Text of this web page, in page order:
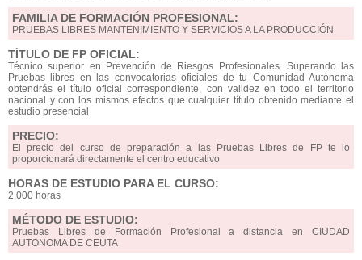
FAMILIA DE FORMACIÓN PROFESIONAL:
PRUEBAS LIBRES MANTENIMIENTO Y SERVICIOS A LA PRODUCCIÓN
TÍTULO DE FP OFICIAL:
Técnico superior en Prevención de Riesgos Profesionales. Superando las
Pruebas libres en las convocatorias oficiales de tu Comunidad Autónoma
obtendrás el título oficial correspondiente, con validez en todo el territorio
nacional y con los mismos efectos que cualquier título obtenido mediante el
estudio presencial
PRECIO:
El precio del curso de preparación a las Pruebas Libres de FP te lo
proporcionará directamente el centro educativo
HORAS DE ESTUDIO PARA EL CURSO:
2,000 horas
MÉTODO DE ESTUDIO:
Pruebas Libres de Formación Profesional a distancia en CIUDAD
AUTONOMA DE CEUTA